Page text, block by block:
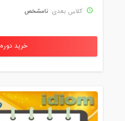
کلاس بعدی: نامشخص
خرید دوره